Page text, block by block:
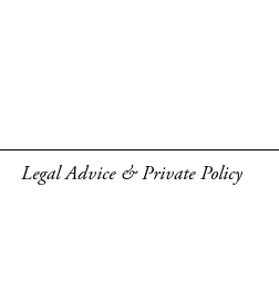
Legal Advice & Private Policy